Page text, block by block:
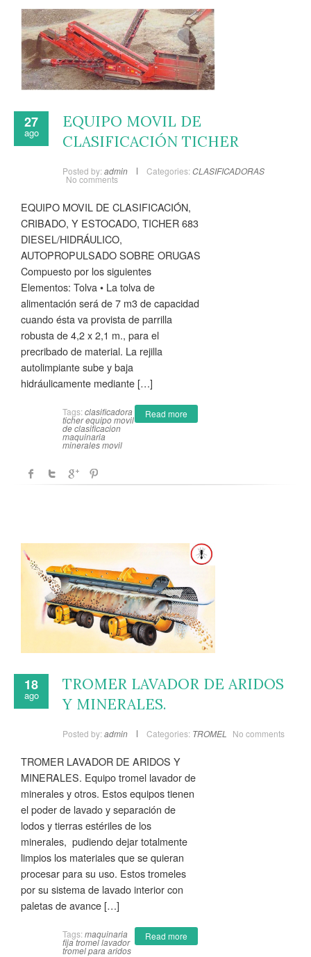
27
ago
EQUIPO MOVIL DE
CLASIFICACIÓN TICHER
Posted by: admin Categories: CLASIFICADORAS
No comments
EQUIPO MOVIL DE CLASIFICACIÓN,
CRIBADO, Y ESTOCADO, TICHER 683
DIESEL/HIDRÁULICO,
AUTOPROPULSADO SOBRE ORUGAS
Compuesto por los siguientes
Elementos: Tolva • La tolva de
alimentación será de 7 m3 de capacidad
cuando ésta va provista de parrilla
robusta de 4,2 x 2,1 m., para el
precribado de material. La rejilla
autolimpiante sube y baja
hidráulicamente mediante […]
Read more
Tags: clasificadora
ticherequipo movil
de clasificacion
maquinaria
minerales movil
18
ago
TROMER LAVADOR DE ARIDOS
Y MINERALES.
Posted by: admin Categories: TROMEL No comments
TROMER LAVADOR DE ARIDOS Y
MINERALES. Equipo tromel lavador de
minerales y otros. Estos equipos tienen
el poder de lavado y separación de
lodos y tierras estériles de los
minerales, pudiendo dejar totalmente
limpios los materiales que se quieran
procesar para su uso. Estos tromeles
por su sistema de lavado interior con
paletas de avance […]
Read more
Tags: maquinaria
fijatromel lavador
tromel para aridos